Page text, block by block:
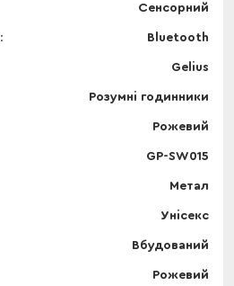
Сенсорний
Bluetooth
Gelius
Розумні годинники
Рожевий
GP-SW015
Метал
Унісекс
Вбудований
Рожевий